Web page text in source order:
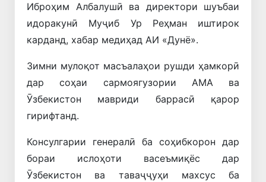
Иброҳим Албалушӣ ва директори шуъбаи
идоракунӣ Муҷиб Ур Реҳман иштирок
карданд, хабар медиҳад АИ «Дунё».
Зимни мулоқот масъалаҳои рушди ҳамкорӣ
дар соҳаи сармоягузории АМА ва
Ӯзбекистон мавриди баррасӣ қарор
гирифтанд.
Консулгарии генералӣ ба соҳибкорон дар
бораи ислоҳоти васеъмиқёс дар
Ӯзбекистон ва таваҷҷуҳи махсус ба